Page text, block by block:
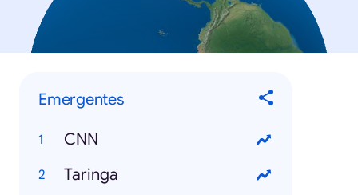
Emergentes
CNN
Taringa